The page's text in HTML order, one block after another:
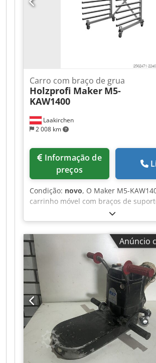
Laakirchen
2 008 km
Carro com braço de grua
Holzprofi Maker M5-
KAW1400
preços
Condição: novo, O Maker M5-
carrinho móvel com braços de
para o transporte seguro e o
organizado de painéis, ripas e outros
componentes. Mesmo após
pintura, as peças podem ser
organizada, permitindo que sequem
controlada. A largura do carrinho é
300 a 1250 mm, adaptando-se de
diferentes tamanhos de peças. Com
compartimentos e uma generosa
de 1395 mm, o TAW140 oferece
para peças longas ou de grandes
espaçamento de 120 mm entre os
uma boa circulação de ar e facilita o
peças individuais. Os perfis dos
suporte estão equipados com
Anúncio